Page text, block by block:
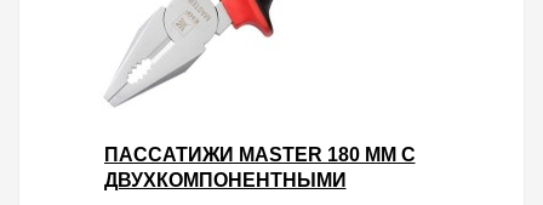
ПАССАТИЖИ MASTER 180 ММ С
ДВУХКОМПОНЕНТНЫМИ